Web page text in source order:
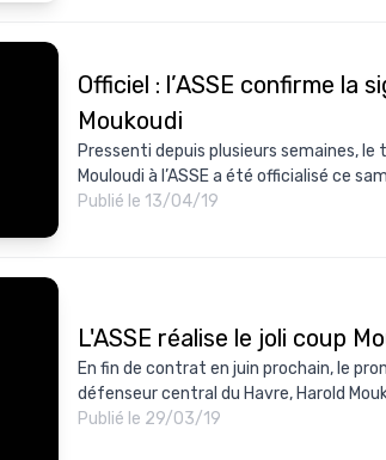
Officiel : l’ASSE confirme la
Moukoudi
Pressenti depuis plusieurs semaines, le
Mouloudi à l’ASSE a été officialisé ce
Publié le 13/04/19
L'ASSE réalise le joli coup
En fin de contrat en juin prochain, le
défenseur central du Havre, Harold
Publié le 29/03/19